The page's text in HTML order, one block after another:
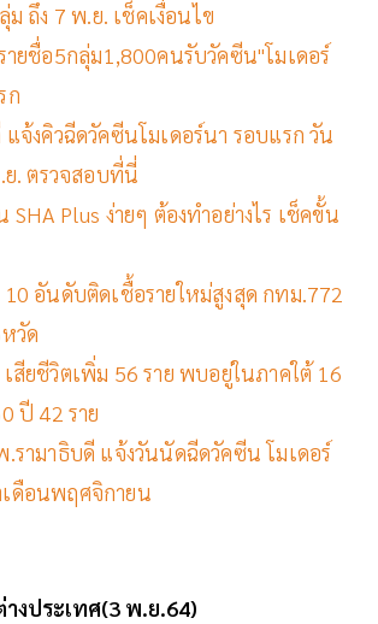
ม ถึง 7 พ.ย. เช็คเงื่อนไข
ายชื่อ5กลุ่ม1,800คนรับวัคซีน"โมเดอร์
ก
แจ้งคิวฉีดวัคซีนโมเดอร์นา รอบแรก วัน
. ตรวจสอบที่นี่
SHA Plus ง่ายๆ ต้องทำอย่างไร เช็คขั้น
อันดับติดเชื้อรายใหม่สูงสุด กทม.772
วัด
สียชีวิตเพิ่ม 56 ราย พบอยู่ในภาคใต้ 16
ปี 42 ราย
รามาธิบดี แจ้งวันนัดฉีดวัคซีน โมเดอร์
ดือนพฤศจิกายน
งประเทศ(3 พ.ย.64)